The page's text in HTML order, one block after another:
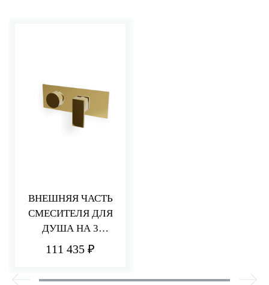
ВНЕШНЯЯ ЧАСТЬ
СМЕСИТЕЛЯ ДЛЯ
ДУША НА 3
ПОТРЕБИТЕЛЯ Q30
111 435 ₽